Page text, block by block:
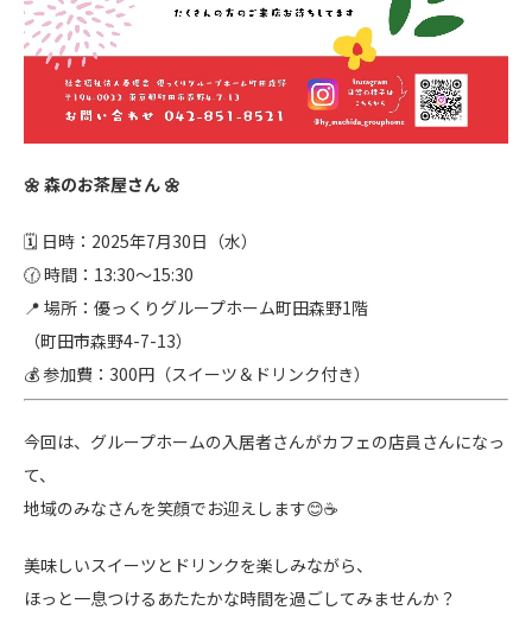
🌼 森のお茶屋さん 🌼
🗓 日時：2025年7月30日（水）
🕜 時間：13:30〜15:30
📍 場所：優っくりグループホーム町田森野1階
（町田市森野4-7-13）
💰 参加費：300円（スイーツ＆ドリンク付き）
今回は、グループホームの入居者さんがカフェの店員さんになっ
て、
地域のみなさんを笑顔でお迎えします😊☕
美味しいスイーツとドリンクを楽しみながら、
ほっと一息つけるあたたかな時間を過ごしてみませんか？